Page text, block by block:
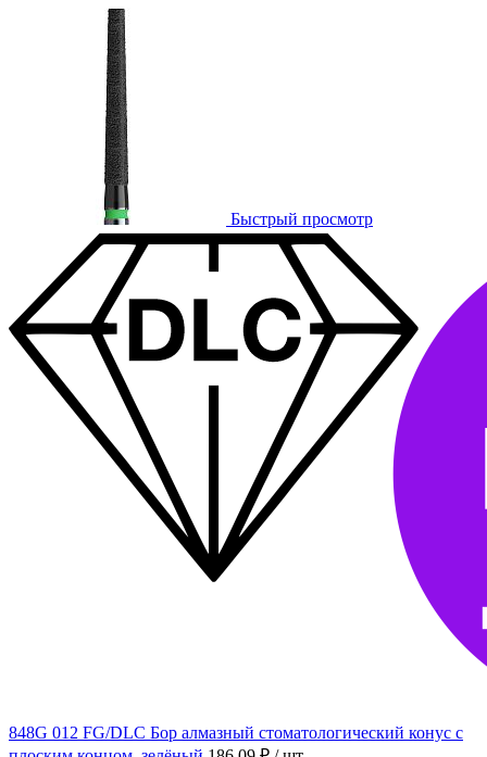
Быстрый просмотр
848G 012 FG/DLC Бор алмазный стоматологический конус с